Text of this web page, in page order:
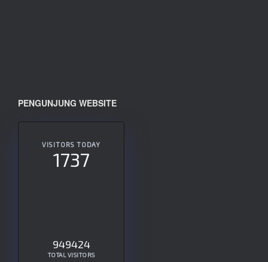
PENGUNJUNG WEBSITE
VISITORS TODAY
1737
949424
TOTAL VISITORS